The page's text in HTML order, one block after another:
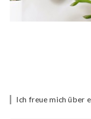
Ich freue mich über